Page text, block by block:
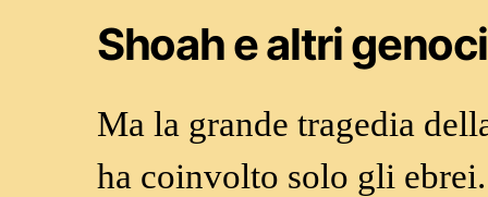
Shoah e altri
Ma la grande tragedia
ha coinvolto solo gli